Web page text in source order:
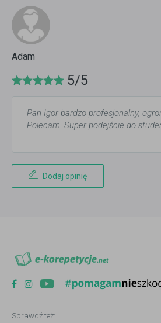
Adam
5/5
Pan Igor bardzo profesjonalny,
Polecam. Super podejście do
Dodaj opinię
Sprawdź też: